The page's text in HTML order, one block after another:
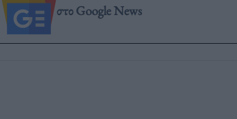
στο Google News